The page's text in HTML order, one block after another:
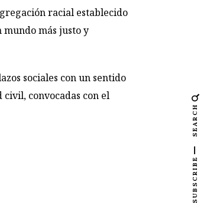
racial establecido
más justo y
sociales con un sentido
convocadas con el
SEARCH
SUBSCRIBE